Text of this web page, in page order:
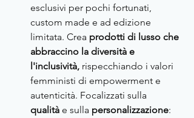
esclusivi per pochi fortunati,
custom made e ad edizione
limitata. Crea prodotti di lusso che
abbraccino la diversità e
l'inclusività, rispecchiando i valori
femministi di empowerment e
autenticità. Focalizzati sulla
qualità e sulla personalizzazione: